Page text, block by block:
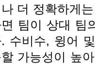
더 정확하게
팀이 상대 팀
. 수비수, 윙어
가능성이 높